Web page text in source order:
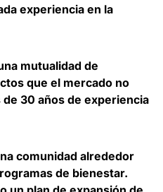
experiencia en la
mutualidad de
que el mercado no
30 años de experiencia
comunidad alrededor
de bienestar.